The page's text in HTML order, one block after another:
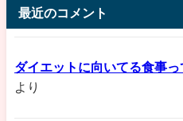
最近のコメント
ダイエットに向いてる食事
より